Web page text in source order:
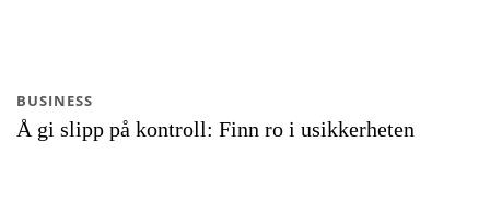
Å gi slipp på kontroll: Finn ro i usikkerheten
BUSINESS